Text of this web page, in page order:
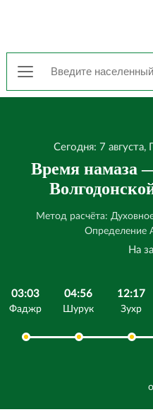
Сегодня: 7
Время намаза
Метод расчёта:
Определение
На
03:03
Фаджр
04:56
Шурук
12:17
Зухр